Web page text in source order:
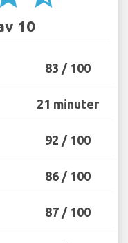
10
83 / 100
21 minuter
92 / 100
86 / 100
87 / 100